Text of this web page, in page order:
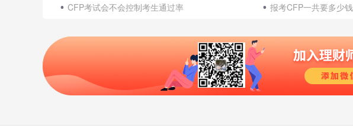
CFP考试会不会控制考生通过率
报考CFP一共要多少钱